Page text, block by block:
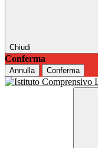
Chiudi
Conferma
Annulla Conferma